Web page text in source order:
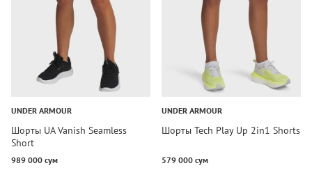
UNDER ARMOUR
Шорты UA Vanish Seamless
Short
989 000 сум
UNDER ARMOUR
Шорты Tech Play Up 2in1 Shorts
579 000 сум